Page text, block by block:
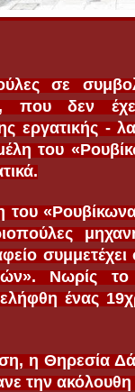
σε
που δεν
εργατικής -
του
του
Νωρίς
ένας
η Θηρεσία
την